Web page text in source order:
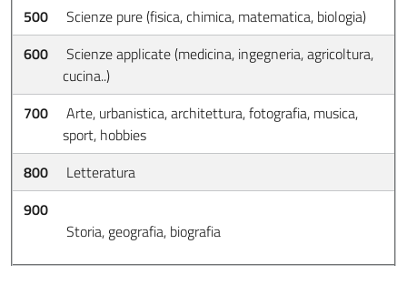
500
Scienze pure (fisica, chimica, matematica, biologia)
600
Scienze applicate (medicina, ingegneria, agricoltura,
cucina..)
700
Arte, urbanistica, architettura, fotografia, musica,
sport, hobbies
800
Letteratura
900
Storia, geografia, biografia